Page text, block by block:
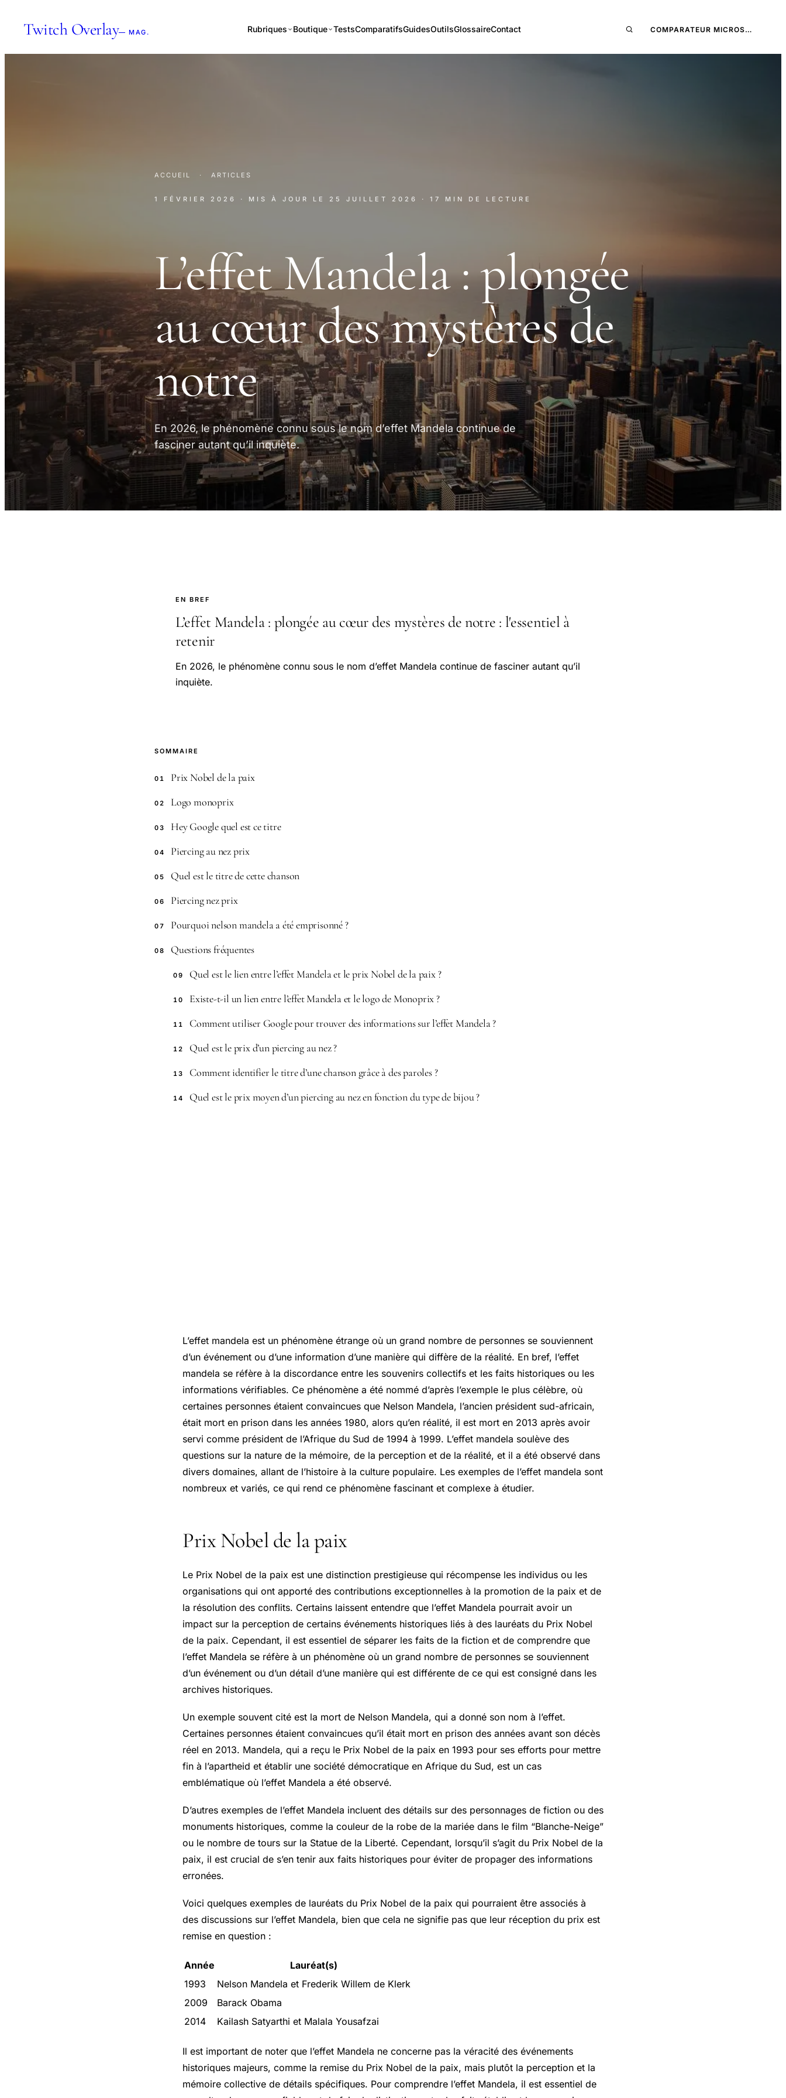
Twitch Overlay— MAG. Rubriques Boutique TestsComparatifsGuidesOutilsGlossaireContact COMPARATEUR MICROS…
ACCUEIL · ARTICLES
1 FÉVRIER 2026 · MIS À JOUR LE 25 JUILLET 2026 · 17 MIN DE LECTURE
L’effet Mandela : plongée
au cœur des mystères de
notre
En 2026, le phénomène connu sous le nom d’effet Mandela continue de
fasciner autant qu’il inquiète.
EN BREF
L’effet Mandela : plongée au cœur des mystères de notre : l'essentiel à
retenir
En 2026, le phénomène connu sous le nom d’effet Mandela continue de fasciner autant qu’il
inquiète.
SOMMAIRE
01 Prix Nobel de la paix
02 Logo monoprix
03 Hey Google quel est ce titre
04 Piercing au nez prix
05 Quel est le titre de cette chanson
06 Piercing nez prix
07 Pourquoi nelson mandela a été emprisonné ?
08 Questions fréquentes
09 Quel est le lien entre l’effet Mandela et le prix Nobel de la paix ?
10 Existe-t-il un lien entre l’effet Mandela et le logo de Monoprix ?
11 Comment utiliser Google pour trouver des informations sur l’effet Mandela ?
12 Quel est le prix d’un piercing au nez ?
13 Comment identifier le titre d’une chanson grâce à des paroles ?
14 Quel est le prix moyen d’un piercing au nez en fonction du type de bijou ?
L’effet mandela est un phénomène étrange où un grand nombre de personnes se souviennent
d’un événement ou d’une information d’une manière qui diffère de la réalité. En bref, l’effet
mandela se réfère à la discordance entre les souvenirs collectifs et les faits historiques ou les
informations vérifiables. Ce phénomène a été nommé d’après l’exemple le plus célèbre, où
certaines personnes étaient convaincues que Nelson Mandela, l’ancien président sud-africain,
était mort en prison dans les années 1980, alors qu’en réalité, il est mort en 2013 après avoir
servi comme président de l’Afrique du Sud de 1994 à 1999. L’effet mandela soulève des
questions sur la nature de la mémoire, de la perception et de la réalité, et il a été observé dans
divers domaines, allant de l’histoire à la culture populaire. Les exemples de l’effet mandela sont
nombreux et variés, ce qui rend ce phénomène fascinant et complexe à étudier.
Prix Nobel de la paix
Le Prix Nobel de la paix est une distinction prestigieuse qui récompense les individus ou les
organisations qui ont apporté des contributions exceptionnelles à la promotion de la paix et de
la résolution des conflits. Certains laissent entendre que l’effet Mandela pourrait avoir un
impact sur la perception de certains événements historiques liés à des lauréats du Prix Nobel
de la paix. Cependant, il est essentiel de séparer les faits de la fiction et de comprendre que
l’effet Mandela se réfère à un phénomène où un grand nombre de personnes se souviennent
d’un événement ou d’un détail d’une manière qui est différente de ce qui est consigné dans les
archives historiques.
Un exemple souvent cité est la mort de Nelson Mandela, qui a donné son nom à l’effet.
Certaines personnes étaient convaincues qu’il était mort en prison des années avant son décès
réel en 2013. Mandela, qui a reçu le Prix Nobel de la paix en 1993 pour ses efforts pour mettre
fin à l’apartheid et établir une société démocratique en Afrique du Sud, est un cas
emblématique où l’effet Mandela a été observé.
D’autres exemples de l’effet Mandela incluent des détails sur des personnages de fiction ou des
monuments historiques, comme la couleur de la robe de la mariée dans le film “Blanche-Neige”
ou le nombre de tours sur la Statue de la Liberté. Cependant, lorsqu’il s’agit du Prix Nobel de la
paix, il est crucial de s’en tenir aux faits historiques pour éviter de propager des informations
erronées.
Voici quelques exemples de lauréats du Prix Nobel de la paix qui pourraient être associés à
des discussions sur l’effet Mandela, bien que cela ne signifie pas que leur réception du prix est
remise en question :
Année
Lauréat(s)
1993
Nelson Mandela et Frederik Willem de Klerk
2009
Barack Obama
2014
Kailash Satyarthi et Malala Yousafzai
Il est important de noter que l’effet Mandela ne concerne pas la véracité des événements
historiques majeurs, comme la remise du Prix Nobel de la paix, mais plutôt la perception et la
mémoire collective de détails spécifiques. Pour comprendre l’effet Mandela, il est essentiel de